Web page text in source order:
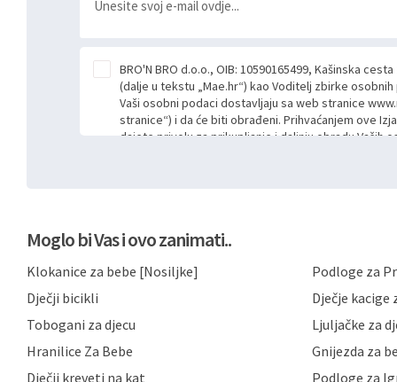
BRO'N BRO d.o.o., OIB: 10590165499, Kašinska
(dalje u tekstu „Mae.hr“) kao Voditelj zbirke
Vaši osobni podaci dostavljaju sa web stranice
stranice“) i da će biti obrađeni. Prihvaćanjem ove
dajete privolu za prikupljanje i daljnju obradu Vaših
Mae.hr putem ovih web stranica u svrhu odgovora i
poslan kroz kontakt obrazac. Radi se o
niste dužni prihvatiti odnosno niste dužni unositi
možete pročitati ovdje, sukladno Politici privatnosti
primjenu odgovarajućih tehničkih i sigurnosnih
privatnost svojih korisnika i posjetitelja web
podataka te omogućava pristup i priopćavanje
trećim osobama samo u slučajevima koji su
možete u svako doba, u potpunosti ili djelomice,
Moglo bi Vas i ovo zanimati..
Klokanice za bebe [Nosiljke] Podloge za
Dječji bicikli
Dječje kacige
Tobogani za djecu
Ljuljačke za
Hranilice Za Bebe
Gnijezda za
Dječji kreveti na kat
Podloge za